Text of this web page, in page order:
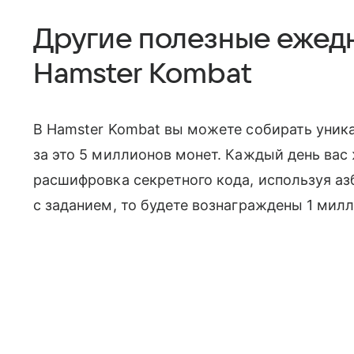
Другие полезные
Hamster Kombat
В Hamster Kombat вы можете собирать
за это 5 миллионов монет. Каждый день
расшифровка секретного кода, используя
с заданием, то будете вознаграждены 1